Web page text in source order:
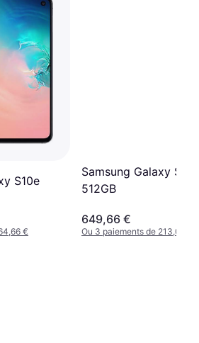
S10e
€
Samsung Galaxy S10
512GB
649,66 €
Ou 3 paiements de 213,00 €